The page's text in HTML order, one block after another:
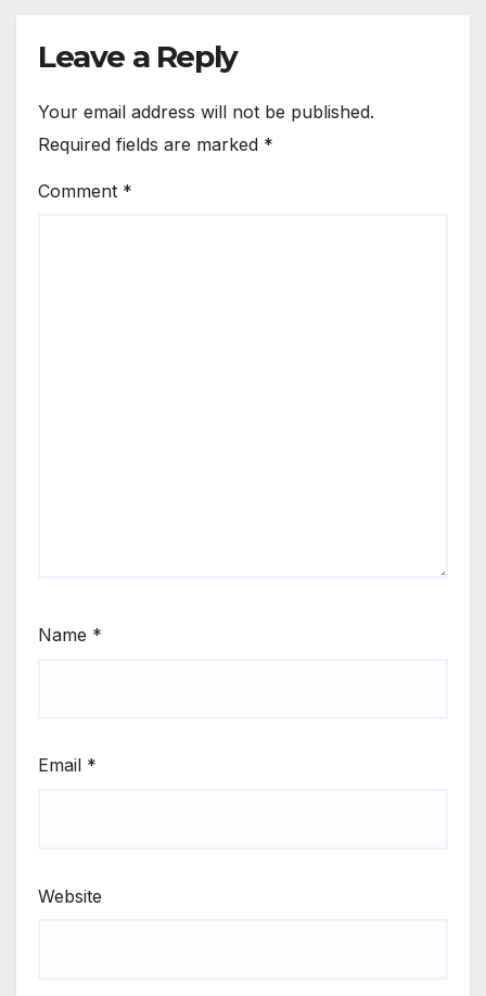
Leave a Reply
Your email address will not be published.
Required fields are marked *
Comment *
Name *
Email *
Website